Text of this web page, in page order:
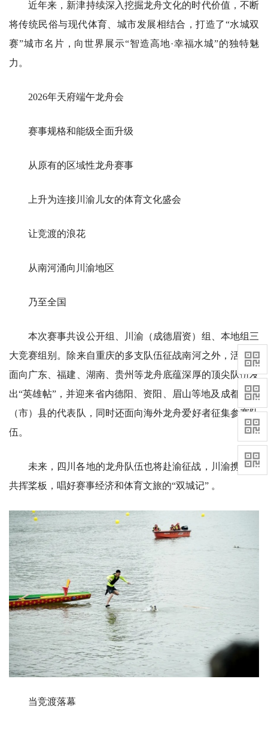
近年来，新津持续深入挖掘龙舟文化的时代价值，不断
将传统民俗与现代体育、城市发展相结合，打造了“水城双
赛”城市名片，向世界展示“智造高地·幸福水城”的独特魅
力。
2026年天府端午龙舟会
赛事规格和能级全面升级
从原有的区域性龙舟赛事
上升为连接川渝儿女的体育文化盛会
让竞渡的浪花
从南河涌向川渝地区
乃至全国
本次赛事共设公开组、川渝（成德眉资）组、本地组三
大竞赛组别。除来自重庆的多支队伍征战南河之外，活动也
面向广东、福建、湖南、贵州等龙舟底蕴深厚的顶尖队伍发
出“英雄帖”，并迎来省内德阳、资阳、眉山等地及成都各区
（市）县的代表队，同时还面向海外龙舟爱好者征集参赛队
伍。
未来，四川各地的龙舟队伍也将赴渝征战，川渝携手、
共挥桨板，唱好赛事经济和体育文旅的“双城记” 。
当竞渡落幕